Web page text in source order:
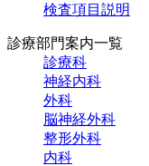
検査項目説明
診療部門案内一覧
診療科
神経内科
外科
脳神経外科
整形外科
内科